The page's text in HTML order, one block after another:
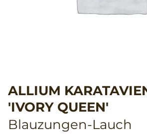
ALLIUM
'IVORY QUEEN'
Blauzungen-Lauch